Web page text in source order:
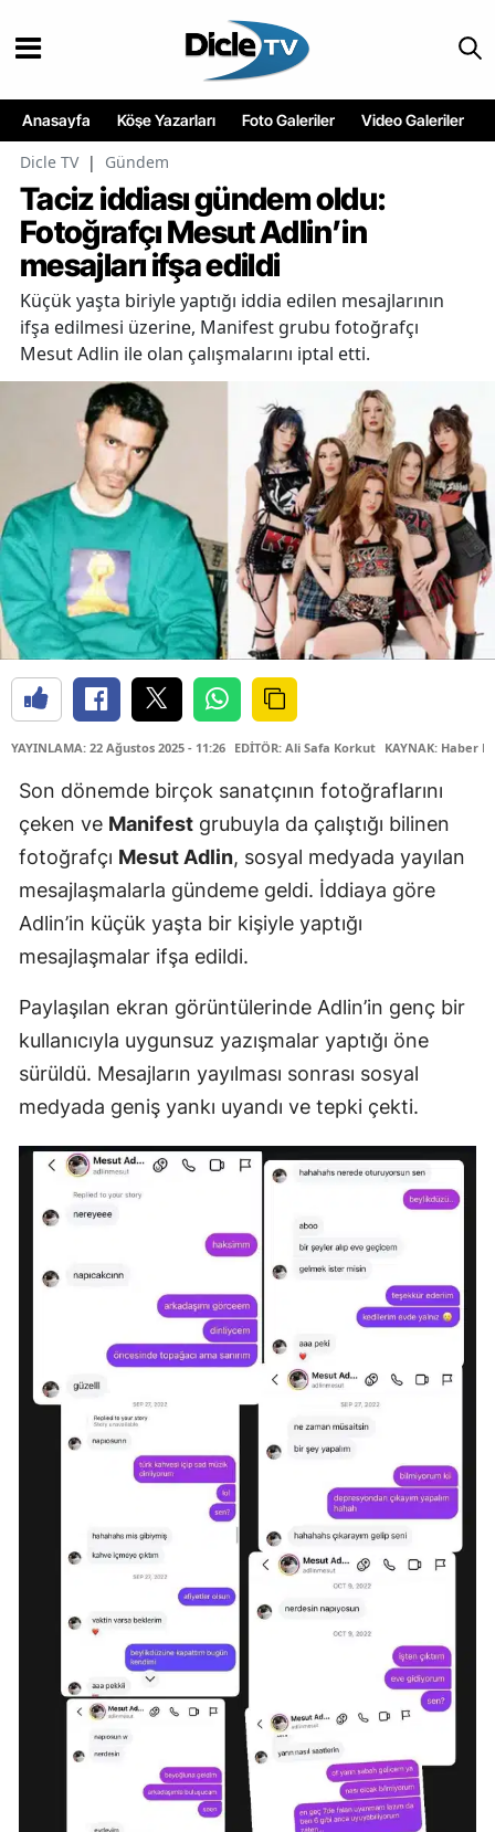
Anasayfa Köşe Yazarları Foto Galeriler Video Galeriler
Dicle TV | Gündem
Taciz iddiası gündem oldu:
Fotoğrafçı Mesut Adlin’in
mesajları ifşa edildi
Küçük yaşta biriyle yaptığı iddia edilen mesajlarının
ifşa edilmesi üzerine, Manifest grubu fotoğrafçı
Mesut Adlin ile olan çalışmalarını iptal etti.
YAYINLAMA: 22 Ağustos 2025 - 11:26 EDİTÖR: Ali Safa Korkut KAYNAK: Haber
Son dönemde birçok sanatçının fotoğraflarını
çeken ve Manifest grubuyla da çalıştığı bilinen
fotoğrafçı Mesut Adlin, sosyal medyada yayılan
mesajlaşmalarla gündeme geldi. İddiaya göre
Adlin’in küçük yaşta bir kişiyle yaptığı
mesajlaşmalar ifşa edildi.
Paylaşılan ekran görüntülerinde Adlin’in genç bir
kullanıcıyla uygunsuz yazışmalar yaptığı öne
sürüldü. Mesajların yayılması sonrası sosyal
medyada geniş yankı uyandı ve tepki çekti.